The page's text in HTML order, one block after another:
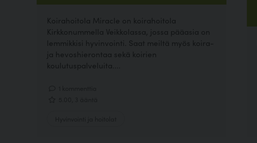
Koirahoitola Miracle on koirahoitola
Kirkkonummella Veikkolassa, jossa pääasia on
lemmikkisi hyvinvointi. Saat meiltä myös koira-
ja hevoshierontaa sekä koirien
koulutuspalveluita....